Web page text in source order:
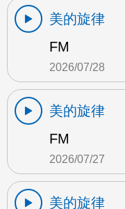
美的旋律
FM
2026/07/28
美的旋律
FM
2026/07/27
美的旋律